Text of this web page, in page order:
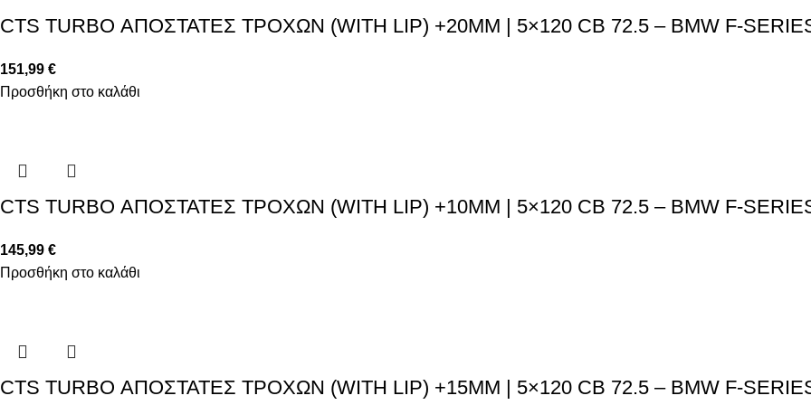
CTS TURBO ΑΠΟΣΤΑΤΕΣ ΤΡΟΧΩΝ (WITH LIP) +20MM | 5×120 CB 72.5 – BMW F-
151,99 €
Προσθήκη στο καλάθι
CTS TURBO ΑΠΟΣΤΑΤΕΣ ΤΡΟΧΩΝ (WITH LIP) +10MM | 5×120 CB 72.5 – BMW F-
145,99 €
Προσθήκη στο καλάθι
CTS TURBO ΑΠΟΣΤΑΤΕΣ ΤΡΟΧΩΝ (WITH LIP) +15MM | 5×120 CB 72.5 – BMW F-